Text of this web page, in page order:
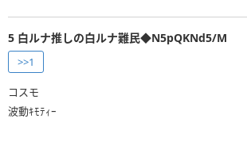
5 白ルナ推しの白ルナ難民◆N5pQKNd5/M
>>1
コスモ
波動ｷﾓﾃｨｰ